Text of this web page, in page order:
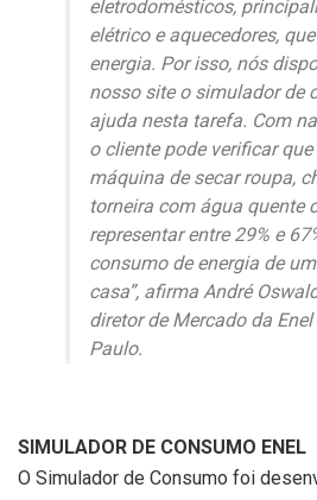
eletrodomésticos,
elétrico e aquecedores,
energia. Por isso, nós
nosso site o simulador de
ajuda nesta tarefa. Com
o cliente pode verificar
máquina de secar roupa,
torneira com água quente
representar entre 29% e
consumo de energia de
casa”, afirma André
diretor de Mercado da
Paulo.
SIMULADOR DE CONSUMO ENEL
O Simulador de Consumo foi